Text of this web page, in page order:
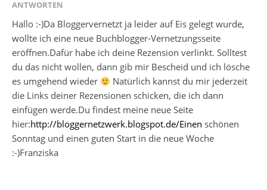
ANTWORTEN
Hallo :-)Da Bloggervernetzt ja leider auf Eis gelegt wurde,
wollte ich eine neue Buchblogger-Vernetzungsseite
eröffnen.Dafür habe ich deine Rezension verlinkt. Solltest
du das nicht wollen, dann gib mir Bescheid und ich lösche
es umgehend wieder
Natürlich kannst du mir jederzeit
die Links deiner Rezensionen schicken, die ich dann
einfügen werde.Du findest meine neue Seite
hier:http://bloggernetzwerk.blogspot.de/Einen schönen
Sonntag und einen guten Start in die neue Woche
:-)Franziska